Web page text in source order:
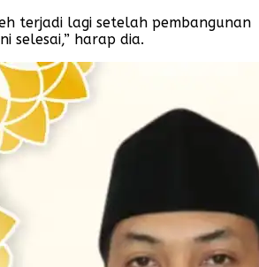
terjadi lagi setelah pembangunan
selesai,” harap dia.